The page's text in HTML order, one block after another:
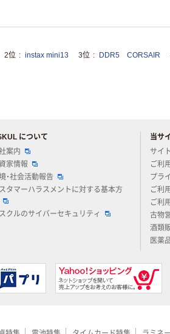
2位 instax mini13 3位 DDR5 CORSAIR
について
案内
家情報
・社会活動報告
タマーハラスメントに対する基本方
クルのサイバーセキュリティ
当サ
サイ
ご利
プラ
ご利
ご利
古物
酒類
医薬